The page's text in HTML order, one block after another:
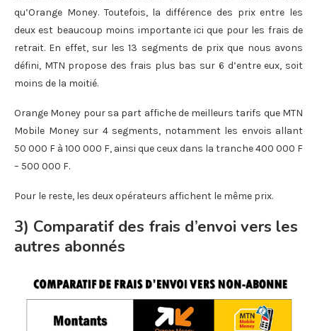
qu’Orange Money. Toutefois, la différence des prix entre les
deux est beaucoup moins importante ici que pour les frais de
retrait. En effet, sur les 13 segments de prix que nous avons
défini, MTN propose des frais plus bas sur 6 d’entre eux, soit
moins de la moitié.
Orange Money pour sa part affiche de meilleurs tarifs que MTN
Mobile Money sur 4 segments, notamment les envois allant
50 000 F à 100 000 F, ainsi que ceux dans la tranche 400 000 F
– 500 000 F.
Pour le reste, les deux opérateurs affichent le même prix.
3) Comparatif des frais d’envoi vers les
autres abonnés